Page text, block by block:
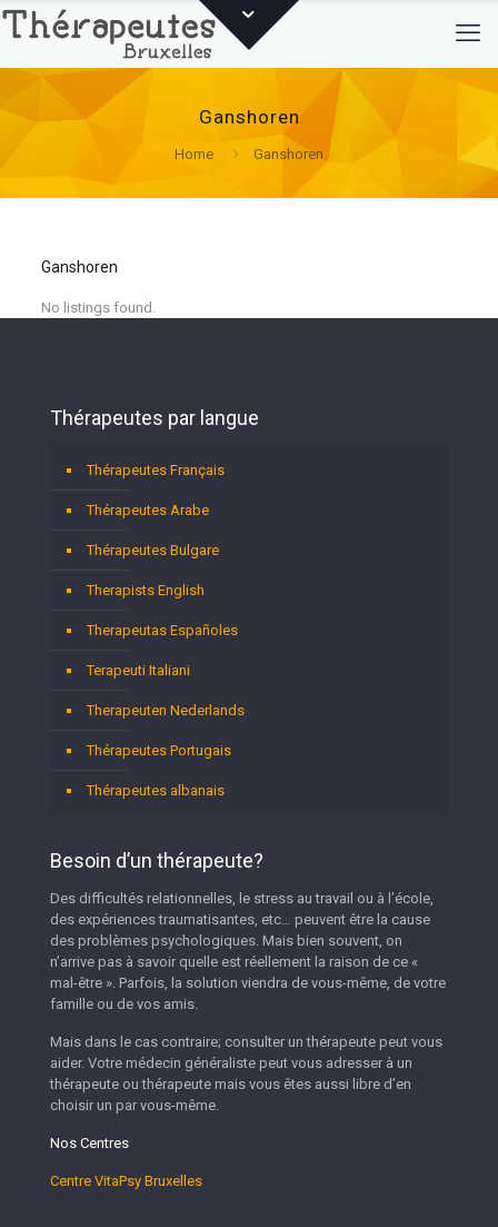
Ganshoren
Home Ganshoren
Ganshoren
No listings found.
Thérapeutes par langue
Thérapeutes Français
Thérapeutes Arabe
Thérapeutes Bulgare
Therapists English
Therapeutas Españoles
Terapeuti Italiani
Therapeuten Nederlands
Thérapeutes Portugais
Thérapeutes albanais
Besoin d’un thérapeute?
Des difficultés relationnelles, le stress au travail ou à l’école,
des expériences traumatisantes, etc… peuvent être la cause
des problèmes psychologiques. Mais bien souvent, on
n’arrive pas à savoir quelle est réellement la raison de ce «
mal-être ». Parfois, la solution viendra de vous-même, de votre
famille ou de vos amis.
Mais dans le cas contraire; consulter un thérapeute peut vous
aider. Votre médecin généraliste peut vous adresser à un
thérapeute ou thérapeute mais vous êtes aussi libre d’en
choisir un par vous-même.
Nos Centres
Centre VitaPsy Bruxelles